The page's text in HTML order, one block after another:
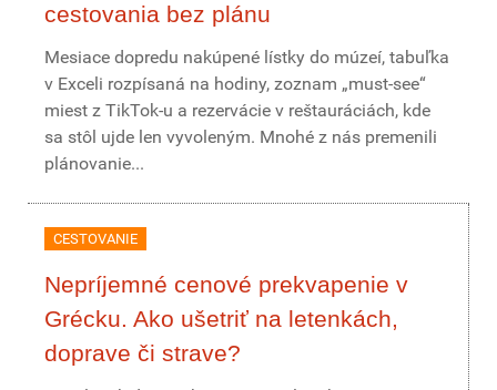
cestovania bez plánu
Mesiace dopredu nakúpené lístky do múzeí, tabuľka
v Exceli rozpísaná na hodiny, zoznam „must-see“
miest z TikTok-u a rezervácie v reštauráciách, kde
sa stôl ujde len vyvoleným. Mnohé z nás premenili
plánovanie...
CESTOVANIE
Nepríjemné cenové prekvapenie v
Grécku. Ako ušetriť na letenkách,
doprave či strave?